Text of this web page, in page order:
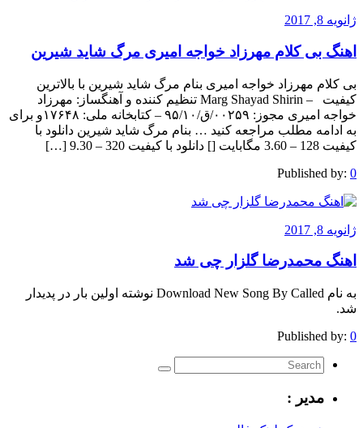
ژانویه 8, 2017
اهنگ بی کلام مهرزاد خواجه امیری مرگ شاید شیرین
بی کلام مهرزاد خواجه امیری بنام مرگ شاید شیرین با بالاترین
کیفیت – Marg Shayad Shirin تنظیم کننده و آهنگساز: مهرزاد
خواجه امیری مجوز: ۰۰۲۵۹/ق/۹۵/۱۰ – کتابخانه ملی: ۱۷۶۴۸و برای
به ادامه مطلب مراجعه کنید … بنام مرگ شاید شیرین دانلود با
کیفیت 128 – 3.60 مگابایت [] دانلود با کیفیت 320 – 9.30 […]
Published by: 0
ژانویه 8, 2017
اهنگ محمدرضا گلزار چی شد
به نام Download New Song By Called نوشته اولین بار در پدیدار
شد.
Published by: 0
مدیر :